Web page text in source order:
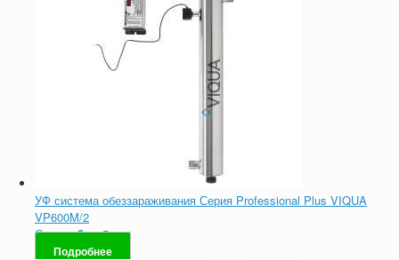
УФ система обеззараживания Серия Professional Plus VIQUA
VP600M/2
Оценка0из 5
Подробнее